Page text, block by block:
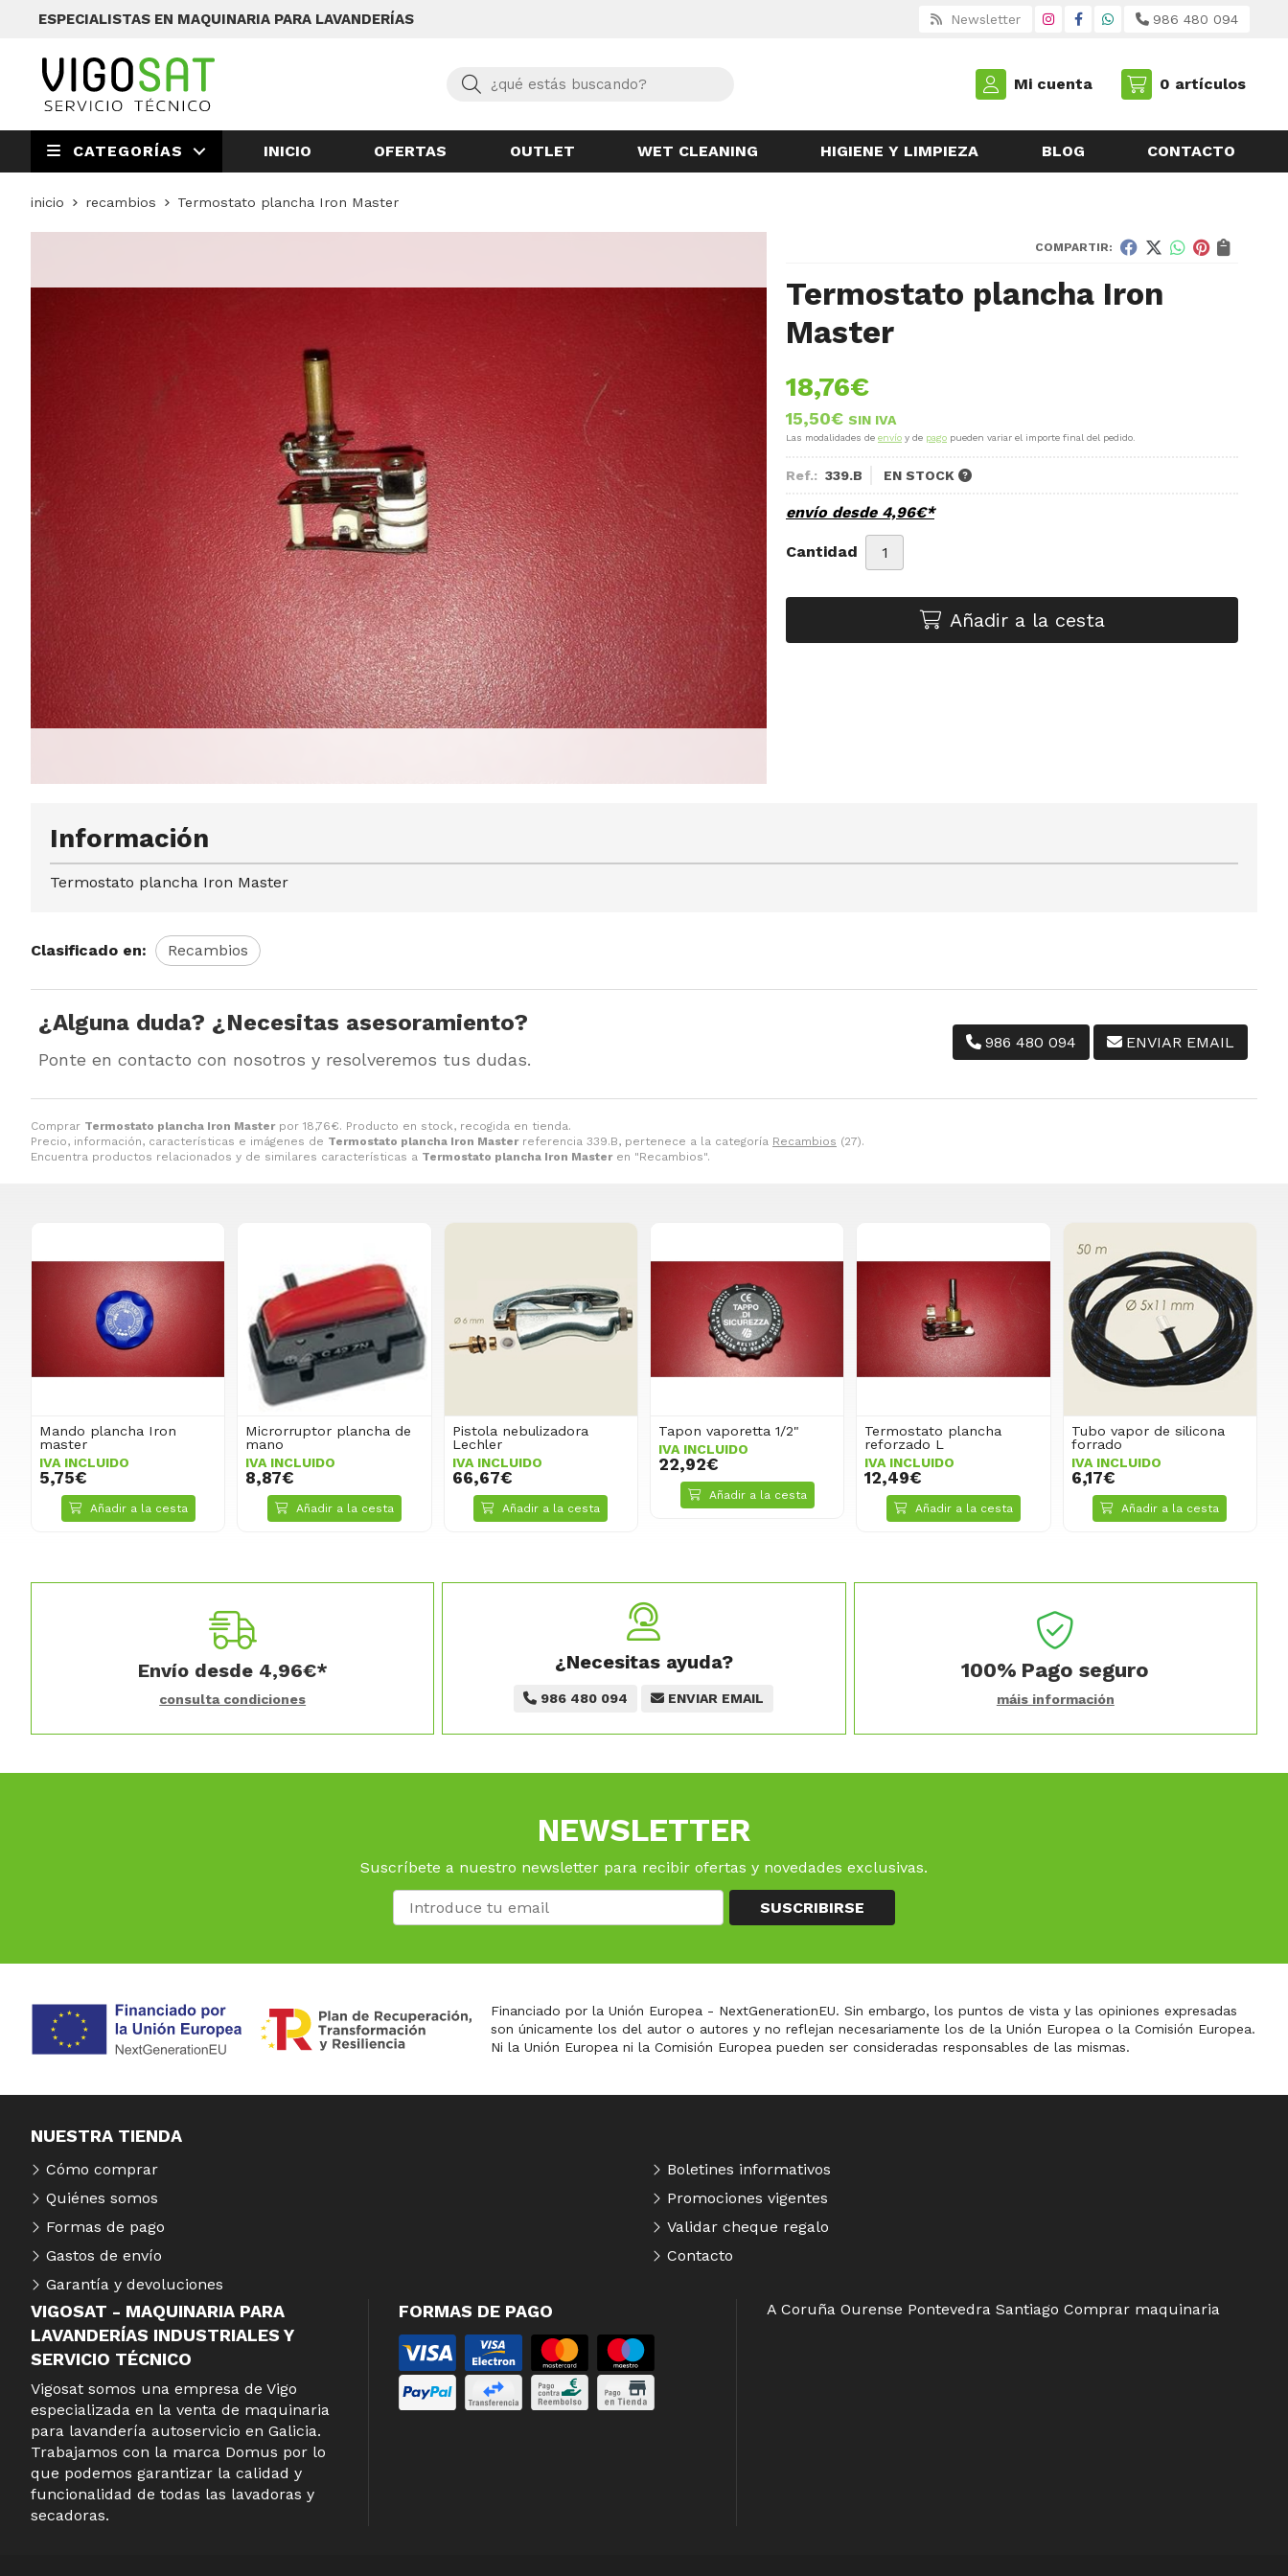
ESPECIALISTAS EN MAQUINARIA PARA LAVANDERÍAS Newsletter 986 480 094
Buscar Mi cuenta 0 artículos
CATEGORÍAS INICIO OFERTAS OUTLET WET CLEANING HIGIENE Y LIMPIEZA BLOG CONTACTO
inicio recambios Termostato plancha Iron Master
COMPARTIR:
Termostato plancha Iron
Master
18,76€
15,50€ SIN IVA
Las modalidades de envío y de pago pueden variar el importe final del pedido.
Ref.: 339.B EN STOCK
envío desde 4,96€*
Cantidad
Añadir a la cesta
Comprar Termostato plancha Iron Masterpor 18,76€. Producto en stock, recogida en tienda.
Precio, información, características e imágenes de Termostato plancha Iron Masterreferencia 339.B, pertenece a la categoría Recambios (27).
Encuentra productos relacionados y de similares características a Termostato plancha Iron Masteren "Recambios".
Información
Termostato plancha Iron Master
Clasificado en: Recambios
¿Alguna duda? ¿Necesitas asesoramiento?
Ponte en contacto con nosotros y resolveremos tus dudas.
986 480 094 ENVIAR EMAIL
Mando plancha Iron
master
IVA INCLUIDO
5,75€
Añadir a la cesta
Microrruptor plancha de
mano
IVA INCLUIDO
8,87€
Añadir a la cesta
Pistola nebulizadora
Lechler
IVA INCLUIDO
66,67€
Añadir a la cesta
Tapon vaporetta 1/2"
IVA INCLUIDO
22,92€
Añadir a la cesta
Termostato plancha
reforzado L
IVA INCLUIDO
12,49€
Añadir a la cesta
Tubo vapor de silicona
forrado
IVA INCLUIDO
6,17€
Añadir a la cesta
Envío desde 4,96€*
consulta condiciones
¿Necesitas ayuda?
986 480 094 ENVIAR EMAIL
100% Pago seguro
máis información
NEWSLETTER
Suscríbete a nuestro newsletter para recibir ofertas y novedades exclusivas.
SUSCRIBIRSE
Financiado por la Unión Europea - NextGenerationEU. Sin embargo, los puntos de vista y las opiniones expresadas
son únicamente los del autor o autores y no reflejan necesariamente los de la Unión Europea o la Comisión Europea.
Ni la Unión Europea ni la Comisión Europea pueden ser consideradas responsables de las mismas.
VIGOSAT - MAQUINARIA PARA
LAVANDERÍAS INDUSTRIALES Y
SERVICIO TÉCNICO
Vigosat somos una empresa de Vigo
especializada en la venta de maquinaria
para lavandería autoservicio en Galicia.
Trabajamos con la marca Domus por lo
que podemos garantizar la calidad y
funcionalidad de todas las lavadoras y
secadoras.
FORMAS DE PAGO
NUESTRA TIENDA
Cómo comprar
Quiénes somos
Formas de pago
Gastos de envío
Garantía y devoluciones
Boletines informativos
Promociones vigentes
Validar cheque regalo
Contacto
A Coruña Ourense Pontevedra Santiago Comprar maquinaria